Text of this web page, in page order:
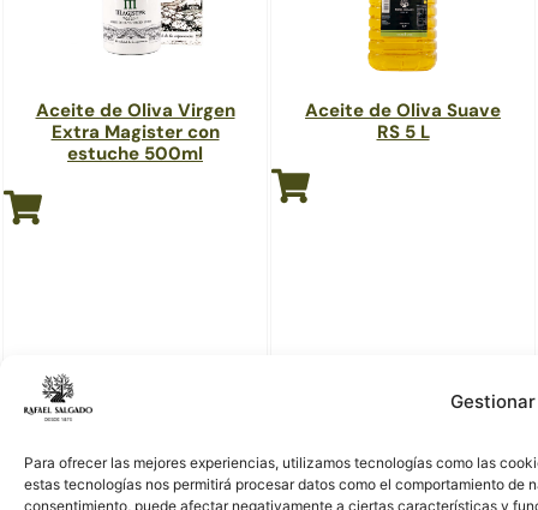
Para ofrecer las mejores experiencias, utilizamos tecnologías como las
estas tecnologías nos permitirá procesar datos como el comportamiento
consentimiento, puede afectar negativamente a ciertas características y
Aceite de Oliva Virgen
Extra Magister con
estuche 500ml
Aceite de Oliva Suave
RS 5 L